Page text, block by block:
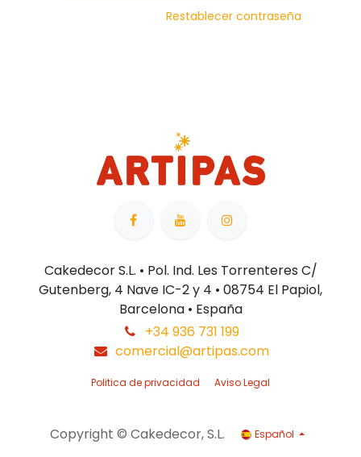
Restablecer contraseña
Cakedecor S.L. • Pol. Ind. Les Torrenteres C/
Gutenberg, 4 Nave IC-2 y 4 • 08754 El Papiol,
Barcelona • España
+34 936 731 199
comercial@artipas.com
Politica de privacidad Aviso Legal
Copyright © Cakedecor, S.L. Español